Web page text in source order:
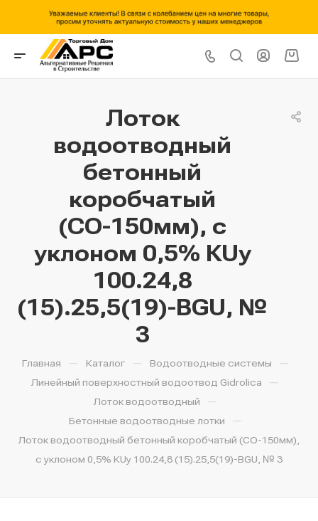
Лоток
водоотводный
бетонный
коробчатый
(СО-150мм), с
уклоном 0,5% КUу
100.24,8
(15).25,5(19)-BGU, №
3
Главная — Каталог — Водоотводные системы —
Линейный поверхностный водоотвод Gidrolica —
Лоток водоотводный —
Бетонные водоотводные лотки —
Лоток водоотводный бетонный коробчатый (СО-150мм),
с уклоном 0,5% КUу 100.24,8 (15).25,5(19)-BGU, № 3